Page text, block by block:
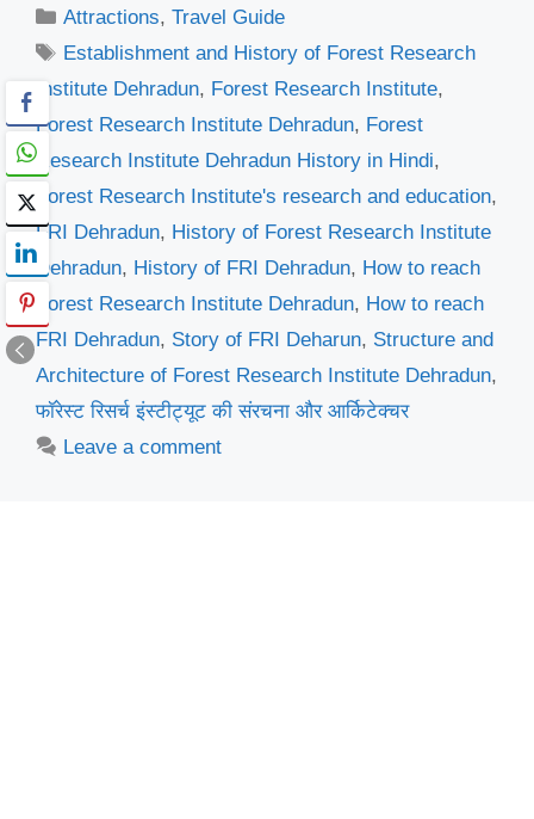
Categories
Attractions,Travel Guide
Tags
Establishment and History of Forest Research
Institute Dehradun, Forest Research Institute,
Forest Research Institute Dehradun, Forest
Research Institute Dehradun History in Hindi,
Forest Research Institute's research and education,
FRI Dehradun, History of Forest Research Institute
Dehradun, History of FRI Dehradun, How to reach
Forest Research Institute Dehradun, How to reach
FRI Dehradun, Story of FRI Deharun, Structure and
Architecture of Forest Research Institute Dehradun,
फॉरेस्ट रिसर्च इंस्टीट्यूट की संरचना और आर्किटेक्चर
Leave a comment